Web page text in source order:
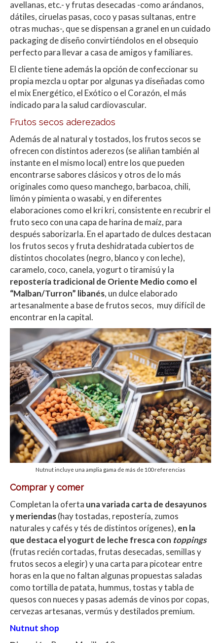
avellanas, etc.- y frutas desecadas -como arándanos,
dátiles, ciruelas pasas, coco y pasas sultanas, entre
otras muchas-, que se dispensan a granel en un cuidado
packaging de diseño convirtiéndolos en el obsequio
perfecto para llevar a casa de amigos y familiares.
El cliente tiene además la opción de confeccionar su
propia mezcla u optar por algunas ya diseñadas como
el mix Energético, el Exótico o el Corazón, el más
indicado para la salud cardiovascular.
Frutos secos aderezados
Además de al natural y tostados, los frutos secos se
ofrecen con distintos aderezos (se aliñan también al
instante en el mismo local) entre los que pueden
encontrarse sabores clásicos y otros de lo más
originales como queso manchego, barbacoa, chili,
limón y pimienta o wasabi, y en diferentes
elaboraciones como el kri kri, consistente en recubrir el
fruto seco con una capa de harina de maíz, para
después saborizarla. En el apartado de dulces destacan
los frutos secos y fruta deshidratada cubiertos de
distintos chocolates (negro, blanco y con leche),
caramelo, coco, canela, yogurt o tiramisú y la
repostería tradicional de Oriente Medio como el
“Malban/Turron” libanés, un dulce elaborado
artesanalmente a base de frutos secos, muy difícil de
encontrar en la capital.
Nutnut incluye una amplia gama de más de 100 referencias
Comprar y comer
Completan la oferta una variada carta de desayunos
y meriendas(hay tostadas, repostería, zumos
naturales y cafés y tés de distintos orígenes), en la
que destaca el yogurt de leche fresca con toppings
(frutas recién cortadas, frutas desecadas, semillas y
frutos secos a elegir) y una carta para picotear entre
horas en la que no faltan algunas propuestas saladas
como tortilla de patata, hummus, tostas y tabla de
quesos con nueces y pasas además de vinos por copas,
cervezas artesanas, vermús y destilados premium.
Nutnut shop